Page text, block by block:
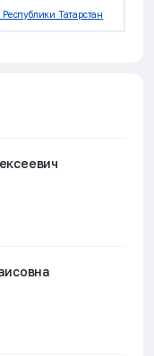
Татарстан